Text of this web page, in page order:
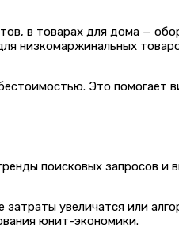
в товарах для дома —
низкомаржинальных
Это помогает
поисковых запросов и
увеличатся или
юнит-экономики.